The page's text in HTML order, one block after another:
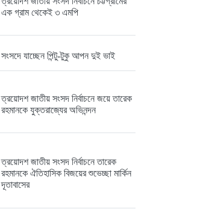
6 months আগে
এক গ্রাম থেকেই ৩ এমপি
সংসদে যাচ্ছেন পিন্টু-টুকু আপন দুই ভাই
ত্রয়োদশ জাতীয় সংসদ নির্বাচনে জয়ে তারেক
রহমানকে যুক্তরাজ্যের অভিনন্দন
ত্রয়োদশ জাতীয় সংসদ নির্বাচনে তারেক
রহমানকে ঐতিহাসিক বিজয়ের শুভেচ্ছা মার্কিন
দূতাবাসের